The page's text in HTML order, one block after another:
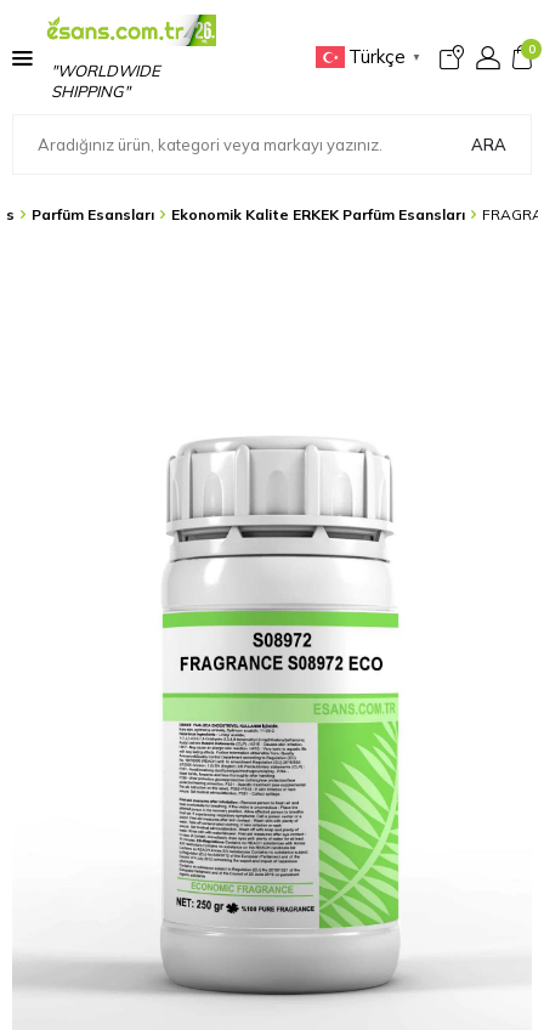
"WORLDWIDE
SHIPPING"
Türkçe ▼
0
ARA
Parfüm Esansları Ekonomik Kalite ERKEK Parfüm Esansları